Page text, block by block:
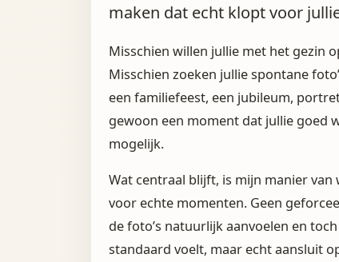
maken dat echt klopt voor
Misschien willen jullie met het gezin
Misschien zoeken jullie spontane
een familiefeest, een jubileum,
gewoon een moment dat jullie goed
mogelijk.
Wat centraal blijft, is mijn manier
voor echte momenten. Geen
de foto’s natuurlijk aanvoelen en
standaard voelt, maar echt aansluit